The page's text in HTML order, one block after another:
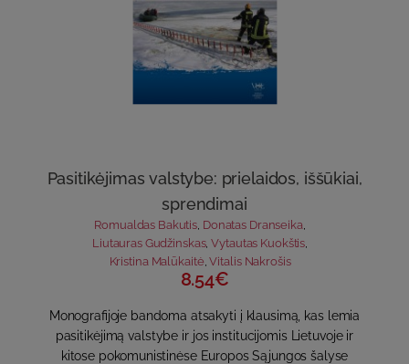
Pasitikėjimas valstybe: prielaidos, iššūkiai,
sprendimai
Romualdas Bakutis, Donatas Dranseika,
Liutauras Gudžinskas,Vytautas Kuokštis,
Kristina Malūkaitė ,Vitalis Nakrošis
8.54€
Monografijoje bandoma atsakyti į klausimą, kas lemia
pasitikėjimą valstybe ir jos institucijomis Lietuvoje ir
kitose pokomunistinėse Europos Sąjungos šalyse